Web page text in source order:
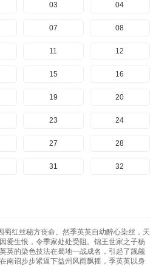
03 04
07 08
11 12
15 16
19 20
23 24
27 28
31 32
蜀红丝秘方丧命。然季英英自幼醉心染丝，天
爱生恨，令季家处处受阻。锦王世家之子杨
英的染色技法在蜀地一战成名，引起了觊觎
南诏步步紧逼下益州风雨飘摇，季英英以身